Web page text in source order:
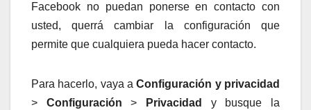
Facebook no puedan ponerse en contacto con
usted, querrá cambiar la configuración que
permite que cualquiera pueda hacer contacto.
Para hacerlo, vaya aConfiguración y privacidad
> Configuración > Privacidad
y busque la